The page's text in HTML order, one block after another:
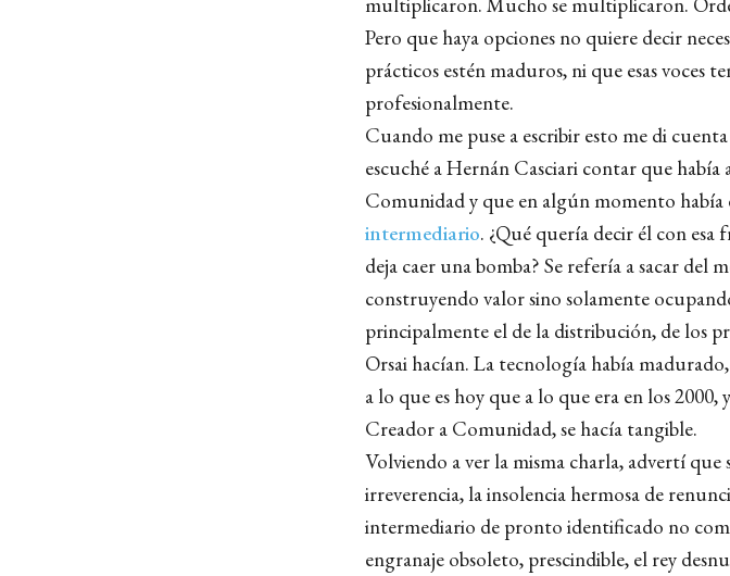
Pero que haya opciones no quiere decir
prácticos estén maduros, ni que esas voces
profesionalmente.
Cuando me puse a escribir esto me di
escuché a Hernán Casciari contar que
Comunidad y que en algún momento había
intermediario. ¿Qué quería decir él con
deja caer una bomba? Se refería a sacar del
construyendo valor sino solamente
principalmente el de la distribución, de los
Orsai hacían. La tecnología había
a lo que es hoy que a lo que era en los
Creador a Comunidad, se hacía tangible.
Volviendo a ver la misma charla, advertí
irreverencia, la insolencia hermosa de
intermediario de pronto identificado no
engranaje obsoleto, prescindible, el rey